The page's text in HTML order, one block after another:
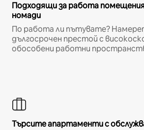
Подходящи за работа
номади
По работа ли пътувате?
дългосрочен престой с
обособени работни
Търсите апартаменти с